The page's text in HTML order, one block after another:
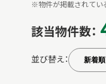
※物件が掲載されてい
該当物件数：
並び替え：